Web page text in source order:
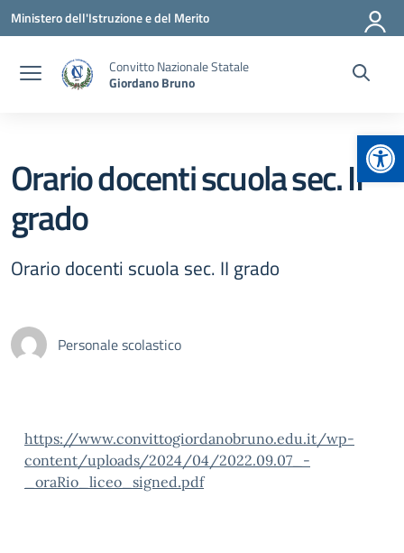
Vai ai contenuti
Vai al menu di navigazione
Vai al footer
Ministero dell'Istruzione e del Merito
Convitto Nazionale Statale
Giordano Bruno
Orario docenti scuola sec. II
grado
Orario docenti scuola sec. II grado
Personale scolastico
https://www.convittogiordanobruno.edu.it/wp-
content/uploads/2024/04/2022.09.07_-
_oraRio_liceo_signed.pdf